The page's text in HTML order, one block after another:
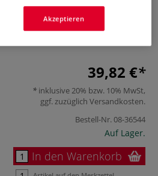
enthält 25 hochwertige
zahlreiche Zeichentechniken. Im
39,82 €
inklusive 20% bzw. 10% MwSt,
ggf. zuzüglich Versandkosten.
Bestell-Nr.08-36544
Auf Lager.
In den Warenkorb
Akzeptieren